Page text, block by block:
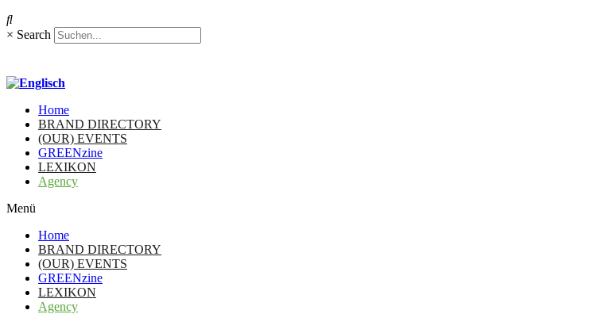
× Search
Home
BRAND DIRECTORY
(OUR) EVENTS
GREENzine
LEXIKON
Agency
Menü
Home
BRAND DIRECTORY
(OUR) EVENTS
GREENzine
LEXIKON
Agency